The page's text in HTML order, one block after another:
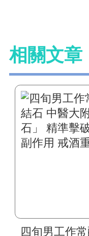
相關文章
四旬男工作